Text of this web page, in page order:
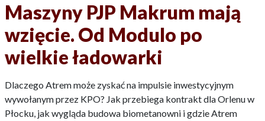
Maszyny PJP Makrum mają
wzięcie. Od Modulo po
wielkie ładowarki
Dlaczego Atrem może zyskać na impulsie inwestycyjnym
wywołanym przez KPO? Jak przebiega kontrakt dla Orlenu w
Płocku, jak wygląda budowa biometanowni i gdzie Atrem